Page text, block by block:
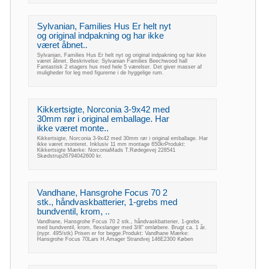
Sylvanian, Families Hus Er helt nyt
og original indpakning og har ikke
været åbnet..
Sylvanian, Families Hus Er helt nyt og original indpakning og har ikke
været åbnet. Beskrivelse: Sylvanian Families Beechwood hall
Fantastisk 2 etagers hus med hele 5 værelser. Det giver masser af
muligheder for leg med figurerne i de hyggelige rum.
Kikkertsigte, Norconia 3-9x42 med
30mm rør i original emballage. Har
ikke været monte..
Kikkertsigte, Norconia 3-9x42 med 30mm rør i original emballage. Har
ikke været monteret. Inklusiv 11 mm montage 650krProdukt:
Kikkertsigte Mærke: NorconiaMads T.Rødegevej 228541
Skødstrup26794042600 kr.
Vandhane, Hansgrohe Focus 70 2
stk., håndvaskbatterier, 1-grebs med
bundventil, krom, ..
Vandhane, Hansgrohe Focus 70 2 stk., håndvaskbatterier, 1-grebs
med bundventil, krom, flexslanger med 3/8" omløbere. Brugt ca. 1 år.
(nypr. 495/stk) Prisen er for begge.Produkt: Vandhane Mærke:
Hansgrohe Focus 70Lars H.Amager Strandvej 146E2300 Køben